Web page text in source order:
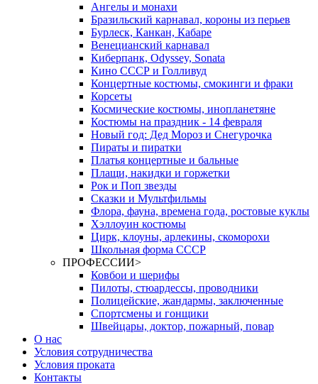
Ангелы и монахи
Бразильский карнавал, короны из перьев
Бурлеск, Канкан, Кабаре
Венецианский карнавал
Киберпанк, Odyssey, Sonata
Кино СССР и Голливуд
Концертные костюмы, смокинги и фраки
Корсеты
Космические костюмы, инопланетяне
Костюмы на праздник - 14 февраля
Новый год: Дед Мороз и Снегурочка
Пираты и пиратки
Платья концертные и бальные
Плащи, накидки и горжетки
Рок и Поп звезды
Сказки и Мультфильмы
Флора, фауна, времена года, ростовые куклы
Хэллоуин костюмы
Цирк, клоуны, арлекины, скоморохи
Школьная форма СССР
ПРОФЕССИИ>
Ковбои и шерифы
Пилоты, стюардессы, проводники
Полицейские, жандармы, заключенные
Спортсмены и гонщики
Швейцары, доктор, пожарный, повар
О нас
Условия сотрудничества
Условия проката
Контакты